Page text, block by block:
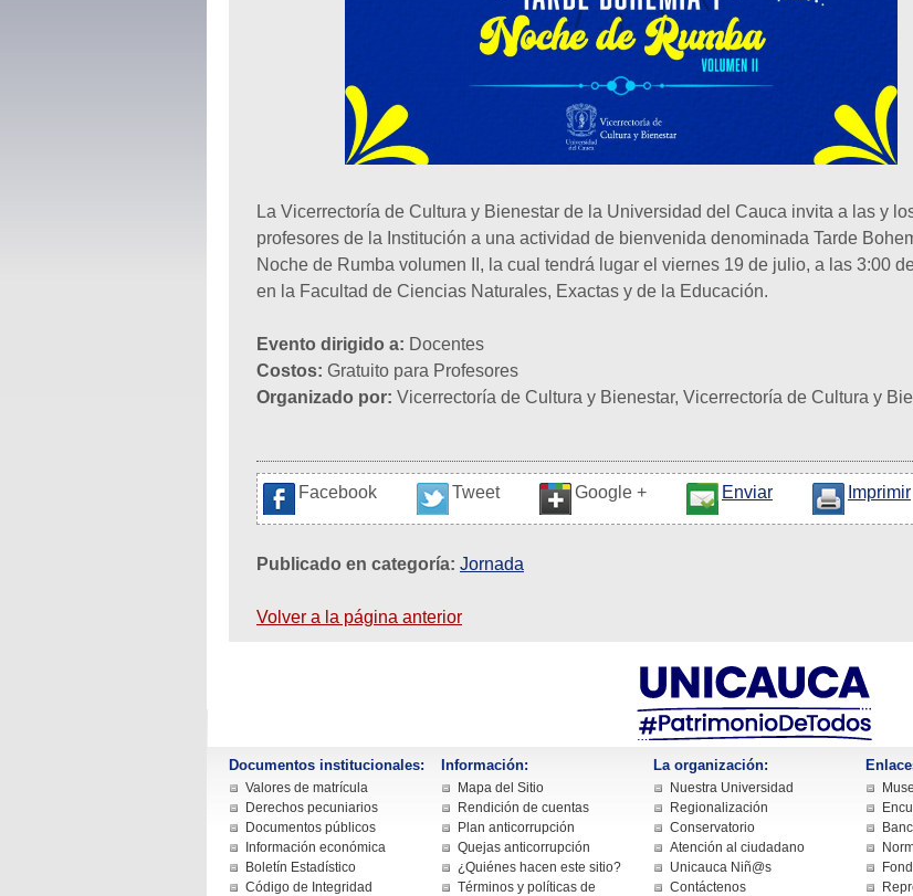
La Vicerrectoría de Cultura y Bienestar de la Universidad del Cauca invita a las y
profesores de la Institución a una actividad de bienvenida denominada Tarde
Noche de Rumba volumen II, la cual tendrá lugar el viernes 19 de julio, a las 3:00
en la Facultad de Ciencias Naturales, Exactas y de la Educación.
Evento dirigido a: Docentes
Costos: Gratuito para Profesores
Organizado por: Vicerrectoría de Cultura y Bienestar, Vicerrectoría de Cultura y
Facebook Tweet Google + Enviar Imprimir
Publicado en categoría: Jornada
Volver a la página anterior
Documentos institucionales:
Valores de matrícula
Derechos pecuniarios
Documentos públicos
Información económica
Boletín Estadístico
Código de Integridad
Información:
Mapa del Sitio
Rendición de cuentas
Plan anticorrupción
Quejas anticorrupción
¿Quiénes hacen este sitio?
Términos y políticas de
La organización:
Nuestra Universidad
Regionalización
Conservatorio
Atención al ciudadano
Unicauca Niñ@s
Contáctenos